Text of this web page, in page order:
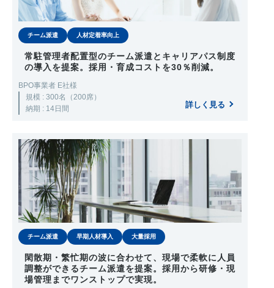
チーム派遣 人材定着率向上
常駐管理者配置型のチーム派遣とキャリアパス制度
の導入を提案。採用・育成コストを30％削減。
BPO事業者 E社様
規模 : 300名（200席）
納期 : 14日間
詳しく見る
チーム派遣 早期人材導入 大量採用
閑散期・繁忙期の波に合わせて、現場で柔軟に人員
調整ができるチーム派遣を提案。採用から研修・現
場管理までワンストップで実現。